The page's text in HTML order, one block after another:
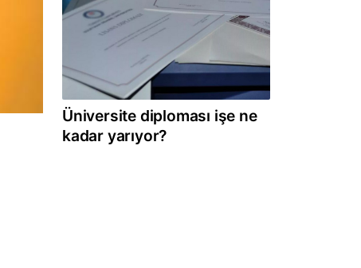
Üniversite diploması işe ne
kadar yarıyor?